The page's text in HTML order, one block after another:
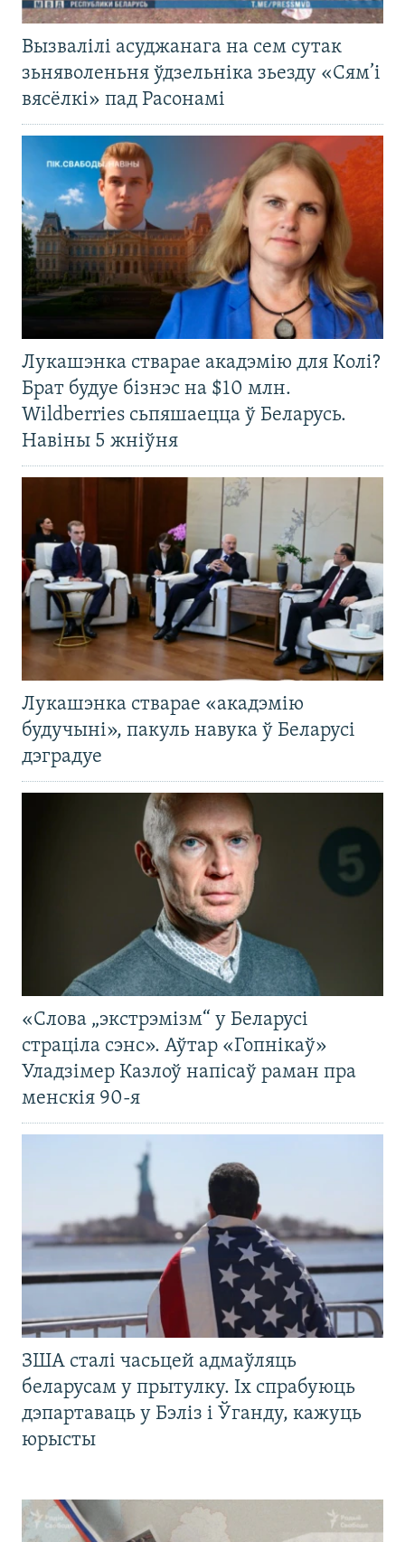
Вызвалілі асуджанага на сем сутак
зьняволеньня ўдзельніка зьезду «Сям’і
вясёлкі» пад Расонамі
Лукашэнка стварае акадэмію для Колі?
Брат будуе бізнэс на $10 млн.
Wildberries сьпяшаецца ў Беларусь.
Навіны 5 жніўня
Лукашэнка стварае «акадэмію
будучыні», пакуль навука ў Беларусі
дэградуе
«Слова „экстрэмізм“ у Беларусі
страціла сэнс». Аўтар «Гопнікаў»
Уладзімер Казлоў напісаў раман пра
менскія 90-я
ЗША сталі часьцей адмаўляць
беларусам у прытулку. Іх спрабуюць
дэпартаваць у Бэліз і Ўганду, кажуць
юрысты